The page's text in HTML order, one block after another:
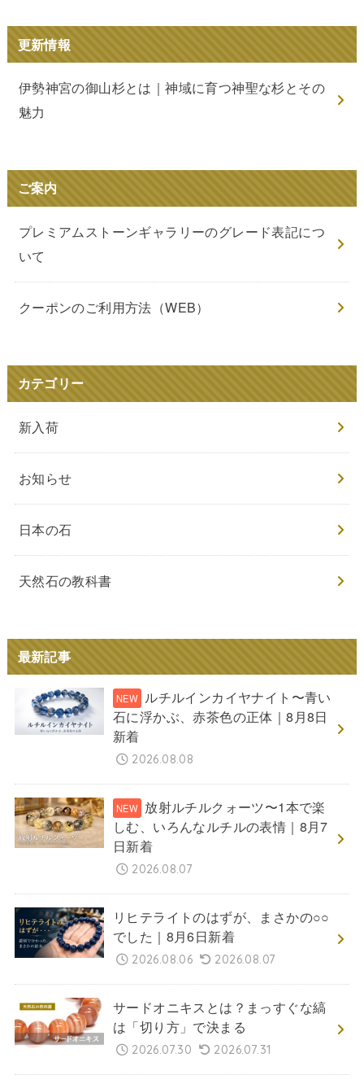
更新情報
伊勢神宮の御山杉とは｜神域に育つ神聖な杉とその
魅力
ご案内
プレミアムストーンギャラリーのグレード表記につ
いて
クーポンのご利用方法（WEB）
カテゴリー
新入荷
お知らせ
日本の石
天然石の教科書
最新記事
ルチルインカイヤナイト〜青い
石に浮かぶ、赤茶色の正体｜8月8日
新着
2026.08.08
放射ルチルクォーツ〜1本で楽
しむ、いろんなルチルの表情｜8月7
日新着
2026.08.07
リヒテライトのはずが、まさかの○○
でした｜8月6日新着
2026.08.06 2026.08.07
サードオニキスとは？まっすぐな縞
は「切り方」で決まる
2026.07.30 2026.07.31